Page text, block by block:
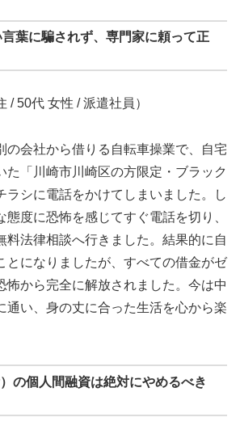
葉に騙されず、専門家に頼って正
/ 50代 女性 / 派遣社員）
の会社から借りる自転車操業で、自宅
た「川崎市川崎区の方限定・ブラック
ラシに電話をかけてしまいました。し
態度に恐怖を感じてすぐ電話を切り、
料法律相談へ行きました。結果的に自
とになりましたが、すべての借金がゼ
怖から完全に解放されました。今は中
通い、身の丈に合った生活を心から楽
の個人間融資は絶対にやめるべき